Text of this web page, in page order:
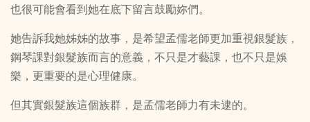
也很可能會看到她在底下留言鼓勵妳們。
她告訴我她姊姊的故事，是希望孟儒老師更加重視銀髮族，
鋼琴課對銀髮族而言的意義，不只是才藝課，也不只是娛
樂，更重要的是心理健康。
但其實銀髮族這個族群，是孟儒老師力有未逮的。